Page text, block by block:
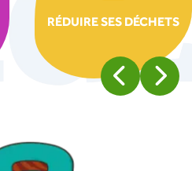
RÉDUIRE SES DÉCHETS